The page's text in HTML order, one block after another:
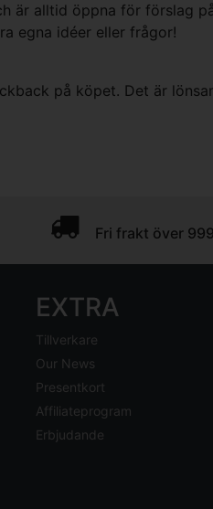
är alltid öppna för förslag
egna idéer eller frågor!
på köpet. Det är
Fri frakt över
EXTRA
Tillverkare
Our News
Presentkort
Affiliateprogram
Erbjudande